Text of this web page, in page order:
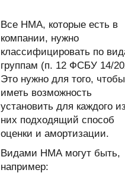
Все НМА, которые есть в
компании, нужно
классифицировать по
группам (п. 12 ФСБУ 14/
Это нужно для того, чтобы
иметь возможность
установить для каждого из
них подходящий способ
оценки и амортизации.
Видами НМА могут быть,
например: